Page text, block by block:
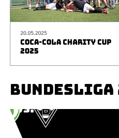
20.05.2025
COCA-COLA CHARITY CUP
2025